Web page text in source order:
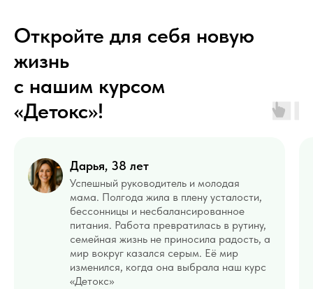
Откройте для себя новую
жизнь
с нашим курсом
«Детокс»!
Дарья, 38 лет
Успешный руководитель и молодая
мама. Полгода жила в плену усталости,
бессонницы и несбалансированное
питания. Работа превратилась в рутину,
семейная жизнь не приносила радость, а
мир вокруг казался серым. Её мир
изменился, когда она выбрала наш курс
«Детокс»